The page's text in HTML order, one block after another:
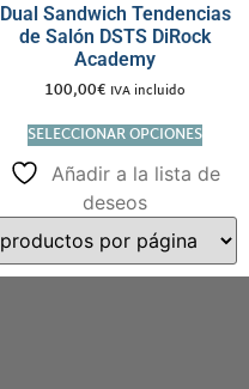
Dual Sandwich Tendencias
de Salón DSTS DiRock
Academy
100,00€ IVA incluido
SELECCIONAR OPCIONES
Añadir a la lista de
deseos